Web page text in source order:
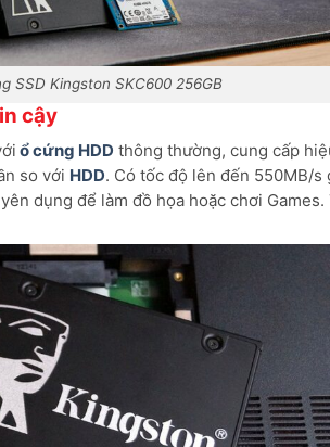
SSD Kingston SKC600 256GB
cậy
ổ cứng HDD thông thường, cung cấp
so với HDD. Có tốc độ lên đến 550MB/
dụng để làm đồ họa hoặc chơi